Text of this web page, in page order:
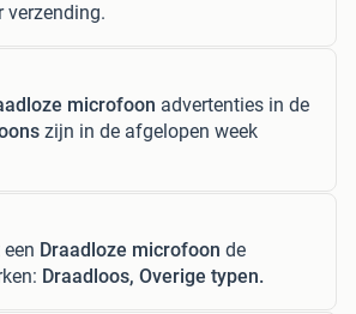
verzending.
microfoon advertenties in de
zijn in de afgelopen week
Draadloze microfoon de
Draadloos, Overige typen.